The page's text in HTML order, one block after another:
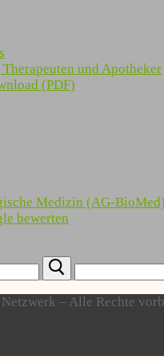
und Apotheker
(PDF)
Medizin (AG-BioMed)
bewerten
– Alle Rechte